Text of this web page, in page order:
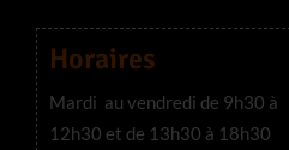
Horaires
Mardi au vendredi de 9h30 à
12h30 et de 13h30 à 18h30